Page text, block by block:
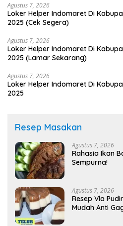
Agustus 7, 2026
Loker Helper Indomaret Di
2025 (Cek Segera)
Agustus 7, 2026
Loker Helper Indomaret Di
2025 (Lamar Sekarang)
Agustus 7, 2026
Loker Helper Indomaret Di
2025
Resep Masakan
Agustus 7, 2026
Rahasia Ikan
Sempurna!
Agustus 7, 2026
Resep Vla
Mudah Anti